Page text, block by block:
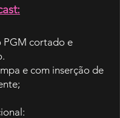
PGM cortado e
e com inserção de